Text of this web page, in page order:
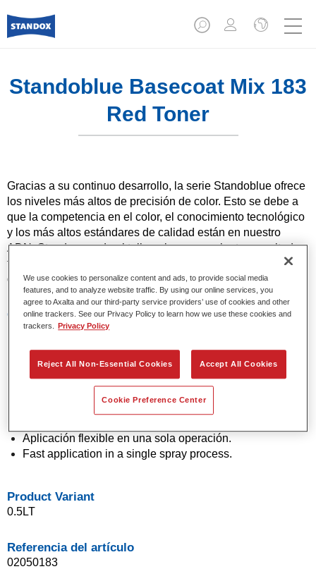
Standoblue Basecoat Mix 183
Red Toner
Gracias a su continuo desarrollo, la serie Standoblue ofrece
los niveles más altos de precisión de color. Esto se debe a
que la competencia en el color, el conocimiento tecnológico
y los más altos estándares de calidad están en nuestro
ADN. Standox ayuda al taller a lograr excelentes resultados,
tanto en las reparaciones sencillas como en los retos más
desafiantes.
Características del producto
Colores sólidos y de efecto con tecnología de pigmento
Excepcional precisión de color.
Excelente control de moteado.
Excelentes propiedades de flujo.
Aplicación flexible en una sola operación.
Fast application in a single spray process.
Product Variant
0.5LT
Referencia del artículo
02050183
We use cookies to personalize content and ads, to provide social media
features, and to analyze website traffic. By using our online services, you
agree to Axalta and our third-party service providers’ use of cookies and other
online trackers. See our Privacy Policy to learn how we use these cookies and
trackers.
Privacy Policy
Reject All Non-Essential Cookies Accept All Cookies
Cookie Preference Center